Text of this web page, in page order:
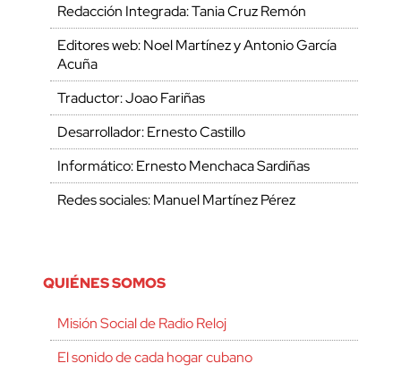
Redacción Integrada: Tania Cruz Remón
Editores web: Noel Martínez y Antonio García
Acuña
Traductor: Joao Fariñas
Desarrollador: Ernesto Castillo
Informático: Ernesto Menchaca Sardiñas
Redes sociales: Manuel Martínez Pérez
QUIÉNES SOMOS
Misión Social de Radio Reloj
El sonido de cada hogar cubano